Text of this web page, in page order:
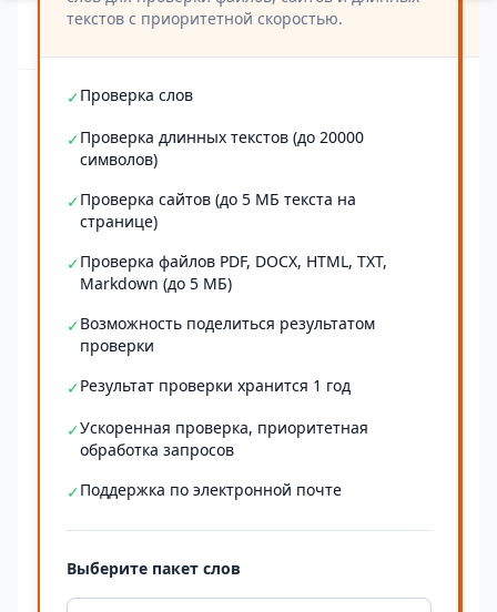
текстов с приоритетной скоростью.
✓Проверка слов
✓Проверка длинных текстов (до 20000
символов)
✓Проверка сайтов (до 5 МБ текста на
странице)
✓Проверка файлов PDF, DOCX, HTML, TXT,
Markdown (до 5 МБ)
✓Возможность поделиться результатом
проверки
✓Результат проверки хранится 1 год
✓Ускоренная проверка, приоритетная
обработка запросов
✓Поддержка по электронной почте
Выберите пакет слов